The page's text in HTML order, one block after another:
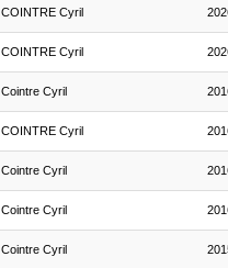
COINTRE Cyril
COINTRE Cyril
Cointre Cyril
COINTRE Cyril
Cointre Cyril
Cointre Cyril
Cointre Cyril